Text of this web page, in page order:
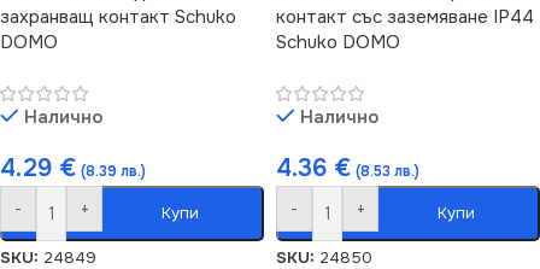
захранващ контакт Schuko
DOMO
Налично
4.29 € (8.39 лв.)
- + Купи
SKU: 24849
контакт със заземяване IP44
Schuko DOMO
Налично
4.36 € (8.53 лв.)
- + Купи
SKU: 24850